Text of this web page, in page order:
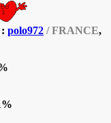
polo972 / FRANCE,